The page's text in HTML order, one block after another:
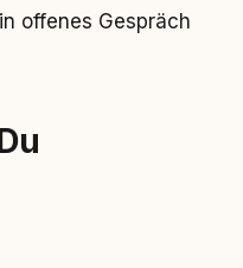
offenes Gespräch